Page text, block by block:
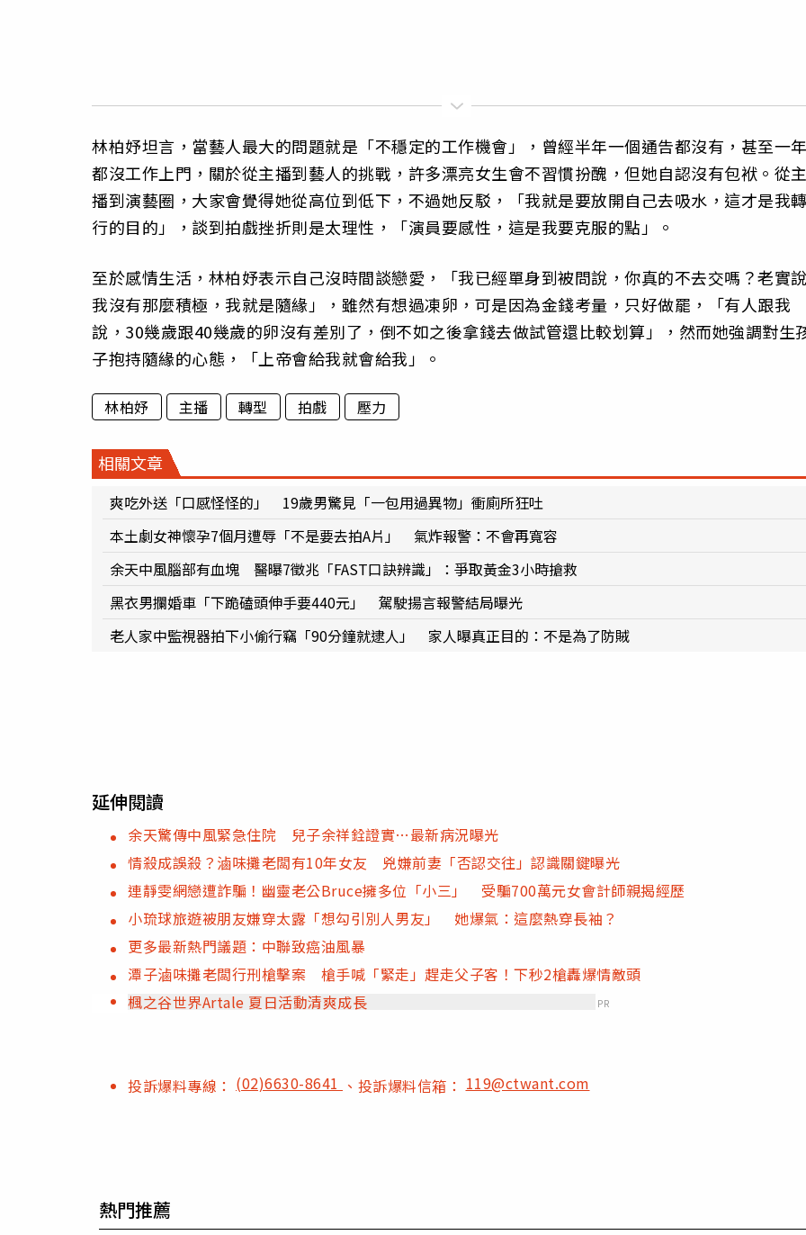
林柏妤坦言，當藝人最大的問題就是「不穩定的工作機會」，曾經半年一個通告都沒有，甚至一
都沒工作上門，關於從主播到藝人的挑戰，許多漂亮女生會不習慣扮醜，但她自認沒有包袱。從
播到演藝圈，大家會覺得她從高位到低下，不過她反駁，「我就是要放開自己去吸水，這才是我
行的目的」，談到拍戲挫折則是太理性，「演員要感性，這是我要克服的點」。
至於感情生活，林柏妤表示自己沒時間談戀愛，「我已經單身到被問說，你真的不去交嗎？老實
我沒有那麼積極，我就是隨緣」，雖然有想過凍卵，可是因為金錢考量，只好做罷，「有人跟我
說，30幾歲跟40幾歲的卵沒有差別了，倒不如之後拿錢去做試管還比較划算」，然而她強調對生
子抱持隨緣的心態，「上帝會給我就會給我」。
林柏妤 主播 轉型 拍戲 壓力
相關文章
爽吃外送「口感怪怪的」 19歲男驚見「一包用過異物」衝廁所狂吐
本土劇女神懷孕7個月遭辱「不是要去拍A片」 氣炸報警：不會再寬容
余天中風腦部有血塊 醫曝7徵兆「FAST口訣辨識」：爭取黃金3小時搶救
黑衣男攔婚車「下跪磕頭伸手要440元」 駕駛揚言報警結局曝光
老人家中監視器拍下小偷行竊「90分鐘就逮人」 家人曝真正目的：不是為了防賊
延伸閱讀
余天驚傳中風緊急住院 兒子余祥銓證實…最新病況曝光
情殺成誤殺？滷味攤老闆有10年女友 兇嫌前妻「否認交往」認識關鍵曝光
連靜雯網戀遭詐騙！幽靈老公Bruce擁多位「小三」 受騙700萬元女會計師親揭經歷
小琉球旅遊被朋友嫌穿太露「想勾引別人男友」 她爆氣：這麼熱穿長袖？
更多最新熱門議題：中聯致癌油風暴
潭子滷味攤老闆行刑槍擊案 槍手喊「緊走」趕走父子客！下秒2槍轟爆情敵頭
楓之谷世界Artale 夏日活動清爽成長
PR
投訴爆料專線： (02)6630-8641 、投訴爆料信箱：119@ctwant.com
熱門推薦